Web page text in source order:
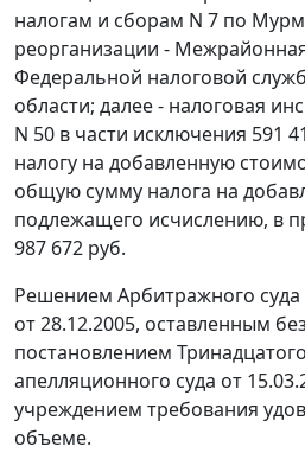
налогам и сборам N 7 по
реорганизации -
Федеральной налоговой
области; далее - налоговая
N 50 в части исключения 591
налогу на добавленную
общую сумму налога на
подлежащего исчислению, в
987 672 руб.
Решением Арбитражного
от 28.12.2005, оставленным
постановлением
апелляционного суда от
учреждением требования
объеме.